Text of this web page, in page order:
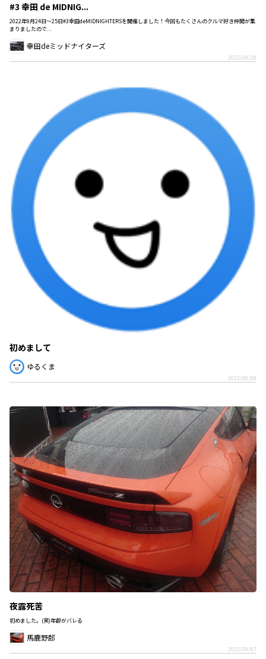
#3 幸田 de MIDNIG...
2022年9月24日～25日#3幸田deMIDNIGHTERSを開催しました！今回もたくさんのクルマ好き仲間が集
まりましたので...
幸田deミッドナイターズ
2022/09/28
初めまして
ゆるくま
2022/09/08
夜露死苦
初めました。(笑)年齢がバレる
馬鹿野郎
2022/09/07